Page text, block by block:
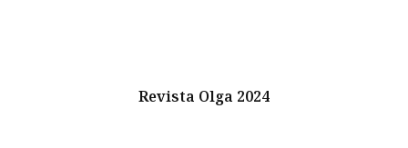
Revista Olga 2024